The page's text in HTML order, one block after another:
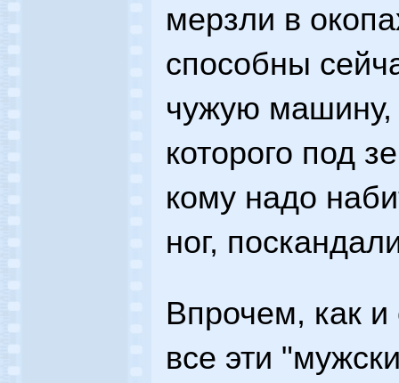
мерзли в
способны
чужую машину,
которого под
кому надо
ног,
Впрочем, как
все эти